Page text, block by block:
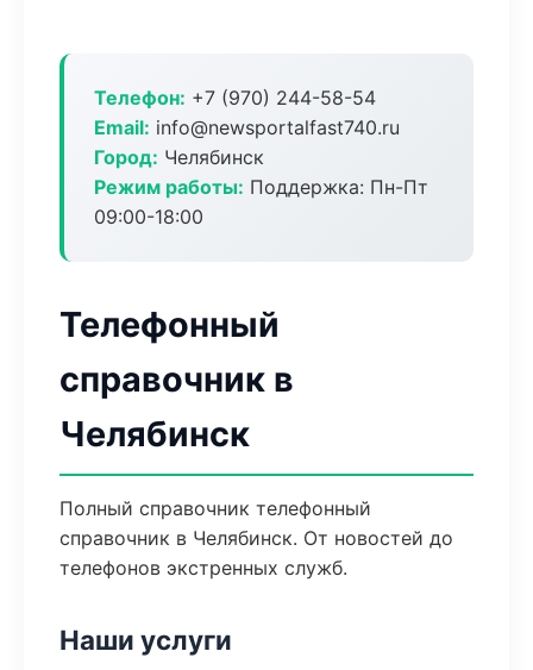
Телефон: +7 (970) 244-58-54
Email: info@newsportalfast740.ru
Город: Челябинск
Режим работы: Поддержка: Пн-Пт
09:00-18:00
Телефонный
справочник в
Челябинск
Полный справочник телефонный
справочник в Челябинск. От новостей до
телефонов экстренных служб.
Наши услуги